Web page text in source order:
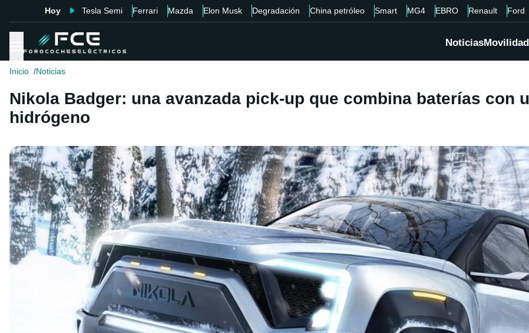
Hoy Tesla Semi Ferrari Mazda Elon Musk Degradación China petróleo Smart MG4 EBRO Renault Ford
NoticiasMovilidad
Inicio Noticias
Nikola Badger: una avanzada pick-up que combina baterías con
hidrógeno